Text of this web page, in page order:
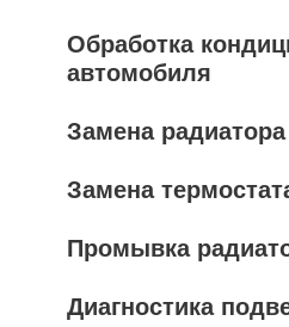
Обработка
автомобиля
Замена радиатора
Замена
Промывка
Диагностика